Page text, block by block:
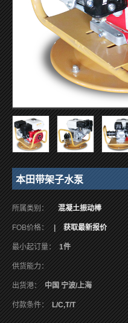
本田带架子水泵
所属类别： 混凝土振动棒
FOB价格： | 获取最新报价
最小起订量： 1件
供货能力：
出货港： 中国 宁波/上海
付款条件： L/C,T/T